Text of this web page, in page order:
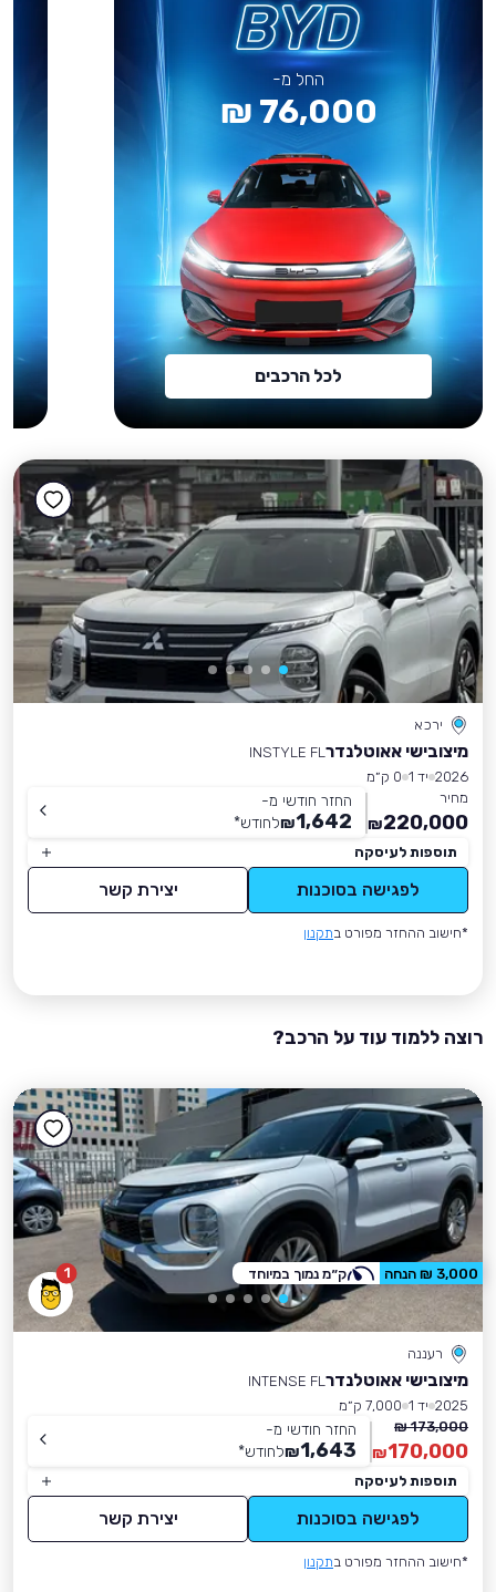
החל מ-
76,000 ₪
לכל הרכבים
ירכא
מיצובישי אאוטלנדר INSTYLE FL
2026 יד 1
0 ק״מ
מחיר
220,000
₪
החזר חודשי מ-
1,642
₪לחודש*
תוספות לעיסקה
לפגישה בסוכנות יצירת קשר
*חישוב ההחזר מפורט בתקנון
רוצה ללמוד עוד על הרכב?
1
רעננה
מיצובישי אאוטלנדר INTENSE FL
2025 יד 1
7,000 ק״מ
173,000 ₪
170,000
₪
החזר חודשי מ-
1,643
₪לחודש*
תוספות לעיסקה
לפגישה בסוכנות יצירת קשר
*חישוב ההחזר מפורט בתקנון
3,000 ₪ הנחה ק״מ נמוך במיוחד